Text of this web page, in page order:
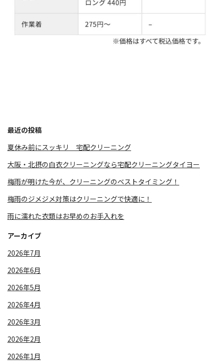
最近の投稿
夏休み前にスッキリ 宅配クリーニング
大阪・北摂の白衣クリーニングなら宅配クリーニングタイヨー
梅雨が明けた今が、クリーニングのベストタイミング！
梅雨のジメジメ対策はクリーニングで快適に！
雨に濡れた衣類はお早めのお手入れを
アーカイブ
2026年7月
2026年6月
2026年5月
2026年4月
2026年3月
2026年2月
2026年1月